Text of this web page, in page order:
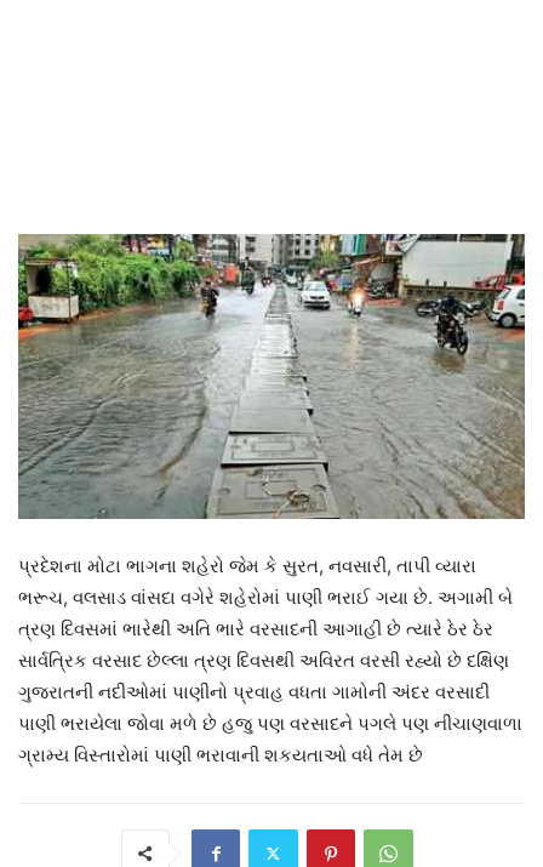
પ્રદેશના મોટા ભાગના શહેરો જેમ કે સુરત, નવસારી, તાપી વ્યારા
ભરૂચ, વલસાડ વાંસદા વગેરે શહેરોમાં પાણી ભરાઈ ગયા છે. અગામી બે
ત્રણ દિવસમાં ભારેથી અતિ ભારે વરસાદની આગાહી છે ત્યારે ઠેર ઠેર
સાર્વત્રિક વરસાદ છેલ્લા ત્રણ દિવસથી અવિરત વરસી રહ્યો છે દક્ષિણ
ગુજરાતની નદીઓમાં પાણીનો પ્રવાહ વધતા ગામોની અંદર વરસાદી
પાણી ભરાયેલા જોવા મળે છે હજુ પણ વરસાદને પગલે પણ નીચાણવાળા
ગ્રામ્ય વિસ્તારોમાં પાણી ભરાવાની શકયતાઓ વધે તેમ છે